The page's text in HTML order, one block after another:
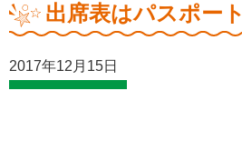
出席表はパスポート
2017年12月15日